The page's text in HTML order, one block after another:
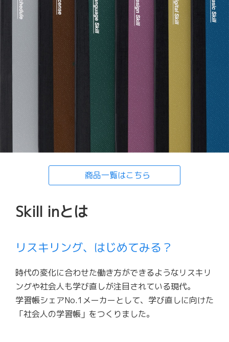
商品一覧はこちら
Skill inとは
リスキリング、はじめてみる？
時代の変化に合わせた働き方ができるようなリスキリ
ングや社会人も学び直しが注目されている現代。
学習帳シェアNo.1メーカーとして、学び直しに向けた
「社会人の学習帳」をつくりました。